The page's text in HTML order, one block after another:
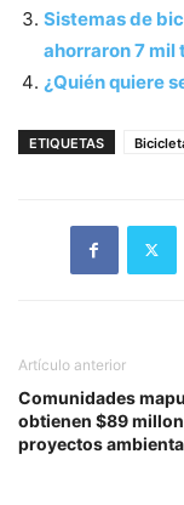
Sistemas de
ahorraron 7 mil
¿Quién quiere
ETIQUETAS
Artículo anterior
Comunidades
obtienen $89
proyectos